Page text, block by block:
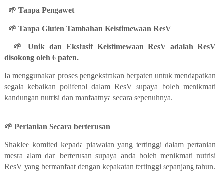
🌱 Tanpa Pengawet
🌱 Tanpa Gluten Tambahan Keistimewaan ResV
🌱Unik dan Ekslusif Keistimewaan ResV adalah ResV
disokong oleh 6 paten.
Ia menggunakan proses pengekstrakan berpaten untuk mendapatkan
segala kebaikan polifenol dalam ResV supaya boleh menikmati
kandungan nutrisi dan manfaatnya secara sepenuhnya.
🌱 Pertanian Secara berterusan
Shaklee komited kepada piawaian yang tertinggi dalam pertanian
mesra alam dan berterusan supaya anda boleh menikmati nutrisi
ResV yang bermanfaat dengan kepakatan tertinggi sepanjang tahun.